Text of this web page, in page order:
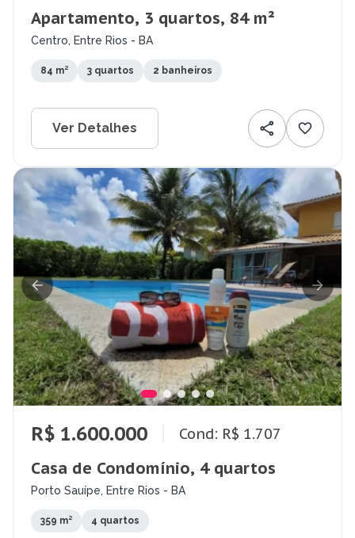
Apartamento, 3 quartos, 84 m²
Centro, Entre Rios - BA
84 m² 3 quartos 2 banheiros
Ver Detalhes
R$ 1.600.000 Cond: R$ 1.707
Casa de Condomínio, 4 quartos
Porto Sauípe, Entre Rios - BA
359 m² 4 quartos